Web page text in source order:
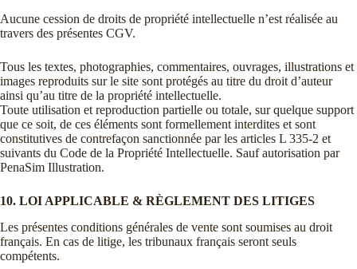
Aucune cession de droits de propriété intellectuelle n’est réalisée au
travers des présentes CGV.
Tous les textes, photographies, commentaires, ouvrages, illustrations et
images reproduits sur le site sont protégés au titre du droit d’auteur
ainsi qu’au titre de la propriété intellectuelle.
Toute utilisation et reproduction partielle ou totale, sur quelque support
que ce soit, de ces éléments sont formellement interdites et sont
constitutives de contrefaçon sanctionnée par les articles L 335-2 et
suivants du Code de la Propriété Intellectuelle. Sauf autorisation par
PenaSim Illustration.
10. LOI APPLICABLE & RÈGLEMENT DES LITIGES
Les présentes conditions générales de vente sont soumises au droit
français. En cas de litige, les tribunaux français seront seuls
compétents.